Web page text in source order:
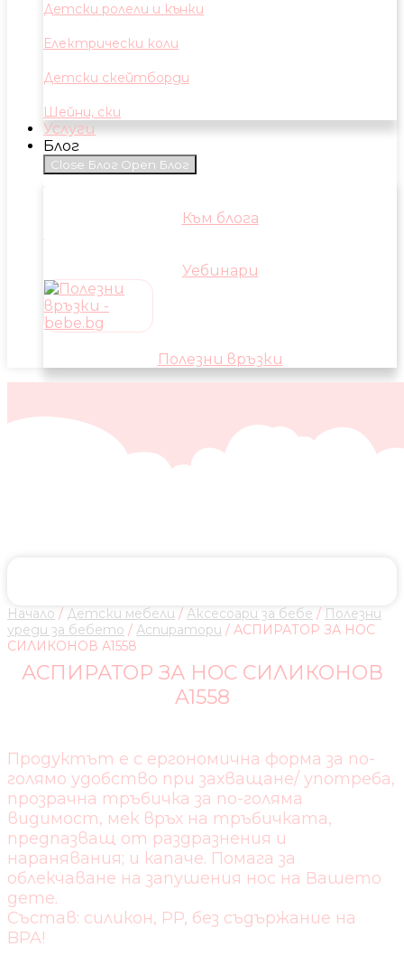
Детски ролели и кънки
Електрически коли
Детски скейтборди
Шейни, ски
Услуги
Блог
Close Блог Open Блог
Към блога
Уебинари
Полезни връзки
Начало / Детски мебели / Аксесоари за бебе / Полезни
уреди за бебето / Аспиратори / АСПИРАТОР ЗА НОС
СИЛИКОНОВ A1558
АСПИРАТОР ЗА НОС СИЛИКОНОВ
A1558
Продуктът е с ергономична форма за по-
голямо удобство при захващане/ употреба,
прозрачна тръбичка за по-голяма
видимост, мек връх на тръбичката,
предпазващ от раздразнения и
наранявания; и капаче. Помага за
облекчаване на запушения нос на Вашето
дете.
Състав: силикон, PP, без съдържание на
BPA!